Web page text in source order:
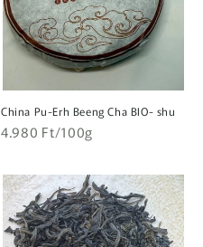
China Pu-Erh Beeng Cha BIO- shu
Normál
Egységár
4.980 Ft/100g